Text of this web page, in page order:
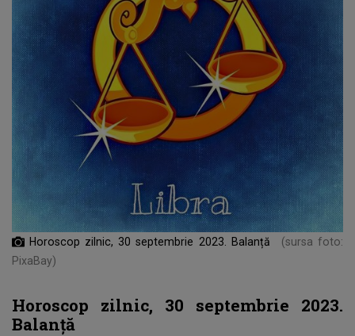
Horoscop zilnic, 30 septembrie 2023. Balanță
(sursa foto:
PixaBay)
Horoscop zilnic, 30 septembrie 2023.
Balanță